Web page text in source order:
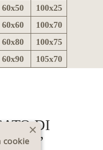
60x50
60x60
60x80
60x90
100x25
100x70
100x75
105x70
DI
×
cookie